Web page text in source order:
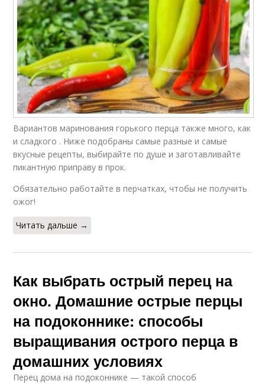
Вариантов маринования горького перца также много, как
и сладкого . Ниже подобраны самые разные и самые
вкусные рецепты, выбирайте по душе и заготавливайте
пикантную приправу в прок.
Обязательно работайте в перчатках, чтобы не получить
ожог!
Читать дальше →
Как выбрать острый перец на
окно. Домашние острые перцы
на подоконнике: способы
выращивания острого перца в
домашних условиях
Перец дома на подоконнике — такой способ